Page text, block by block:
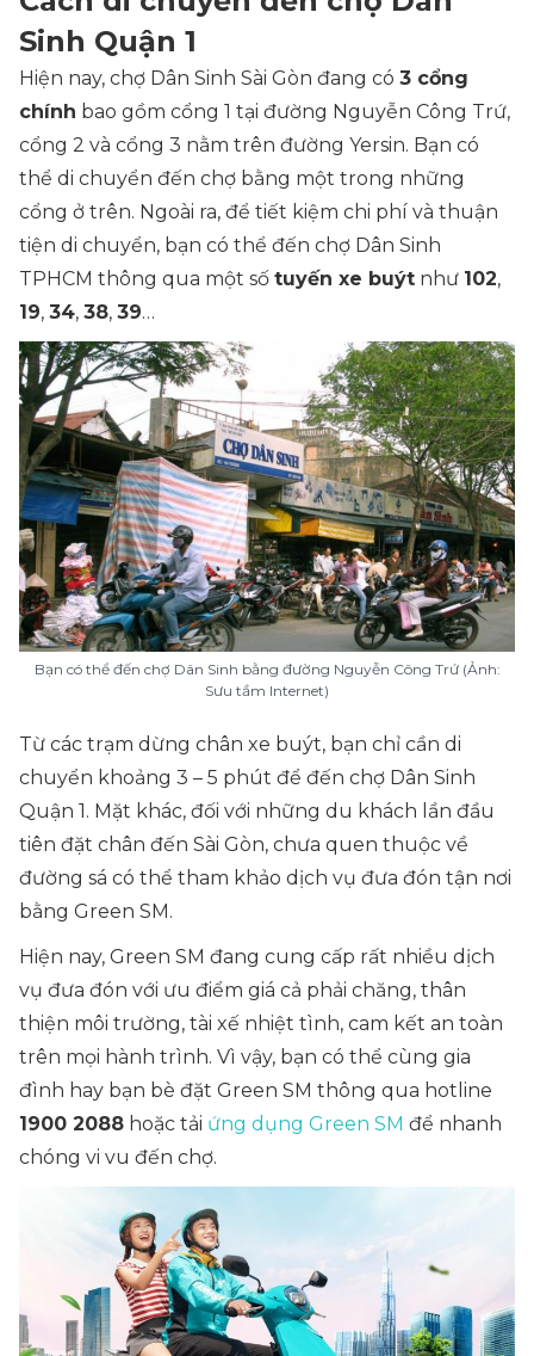
Sinh Quận 1
Hiện nay, chợ Dân Sinh Sài Gòn đang có 3 cổng
chính bao gồm cổng 1 tại đường Nguyễn Công Trứ,
cổng 2 và cổng 3 nằm trên đường Yersin. Bạn có
thể di chuyển đến chợ bằng một trong những
cổng ở trên. Ngoài ra, để tiết kiệm chi phí và thuận
tiện di chuyển, bạn có thể đến chợ Dân Sinh
TPHCM thông qua một số tuyến xe buýt như 102,
19, 34, 38, 39…
Bạn có thể đến chợ Dân Sinh bằng đường Nguyễn Công Trứ (Ảnh:
Sưu tầm Internet)
Từ các trạm dừng chân xe buýt, bạn chỉ cần di
chuyển khoảng 3 – 5 phút để đến chợ Dân Sinh
Quận 1. Mặt khác, đối với những du khách lần đầu
tiên đặt chân đến Sài Gòn, chưa quen thuộc về
đường sá có thể tham khảo dịch vụ đưa đón tận nơi
bằng Green SM.
Hiện nay, Green SM đang cung cấp rất nhiều dịch
vụ đưa đón với ưu điểm giá cả phải chăng, thân
thiện môi trường, tài xế nhiệt tình, cam kết an toàn
trên mọi hành trình. Vì vậy, bạn có thể cùng gia
đình hay bạn bè đặt Green SM thông qua hotline
1900 2088 hoặc tải ứng dụng Green SM để nhanh
chóng vi vu đến chợ.